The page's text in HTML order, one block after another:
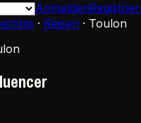
Anmelden
· Reisen · Toulon